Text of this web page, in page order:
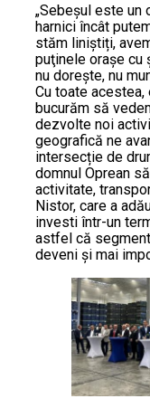
„Sebeșul este un
harnici încât
stăm liniștiți,
puţinele oraşe cu
nu dorește, nu
Cu toate
bucurăm să
dezvolte noi
geografică ne
intersecție de
domnul Oprean
activitate,
Nistor, care a
investi într-un
astfel că
deveni şi mai